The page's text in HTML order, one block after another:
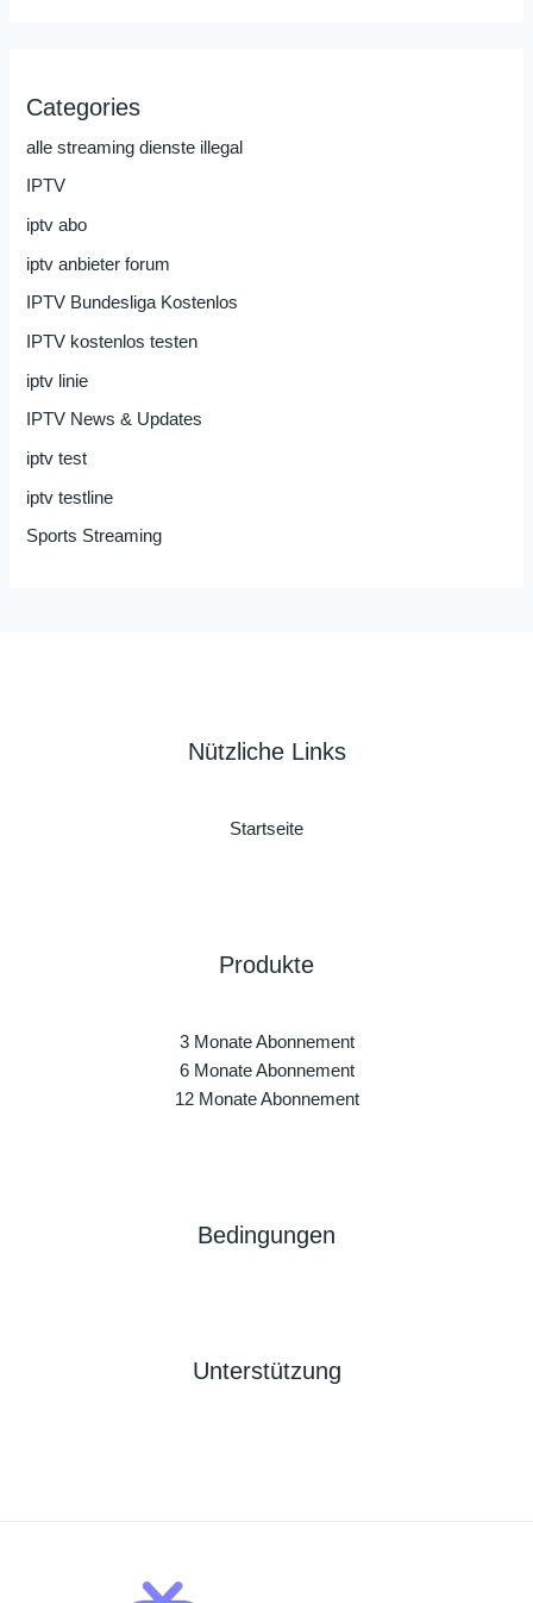
Categories
alle streaming dienste illegal
IPTV
iptv abo
iptv anbieter forum
IPTV Bundesliga Kostenlos
IPTV kostenlos testen
iptv linie
IPTV News & Updates
iptv test
iptv testline
Sports Streaming
Nützliche Links
Startseite
Produkte
3 Monate Abonnement
6 Monate Abonnement
12 Monate Abonnement
Bedingungen
Unterstützung